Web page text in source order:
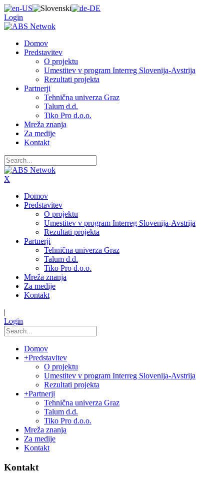
Login
Domov
Predstavitev
O projektu
Umestitev v program Interreg Slovenija-Avstrija
Rezultati projekta
Partnerji
Tehnična univerza Graz
Talum d.d.
Tiko Pro d.o.o.
Mreža znanja
Za medije
Kontakt
X
Domov
Predstavitev
O projektu
Umestitev v program Interreg Slovenija-Avstrija
Rezultati projekta
Partnerji
Tehnična univerza Graz
Talum d.d.
Tiko Pro d.o.o.
Mreža znanja
Za medije
Kontakt
|
Login
Domov
+Predstavitev
O projektu
Umestitev v program Interreg Slovenija-Avstrija
Rezultati projekta
+Partnerji
Tehnična univerza Graz
Talum d.d.
Tiko Pro d.o.o.
Mreža znanja
Za medije
Kontakt
Kontakt